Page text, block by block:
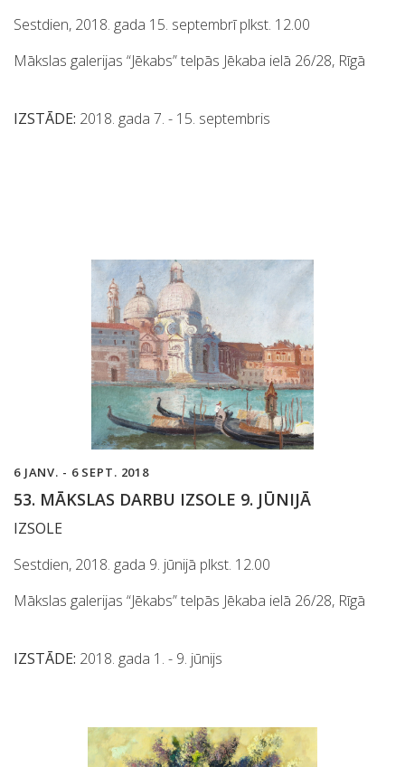
Sestdien, 2018. gada 15. septembrī plkst. 12.00
Mākslas galerijas “Jēkabs” telpās Jēkaba ielā 26/28, Rīgā
IZSTĀDE: 2018. gada 7. - 15. septembris
6 JANV. - 6 SEPT. 2018
53. MĀKSLAS DARBU IZSOLE 9. JŪNIJĀ
IZSOLE
Sestdien, 2018. gada 9. jūnijā plkst. 12.00
Mākslas galerijas “Jēkabs” telpās Jēkaba ielā 26/28, Rīgā
IZSTĀDE: 2018. gada 1. - 9. jūnijs